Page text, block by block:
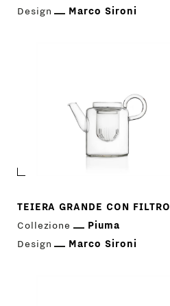
Design
Marco Sironi
TEIERA GRANDE CON FILTRO
Collezione
Piuma
Design
Marco Sironi